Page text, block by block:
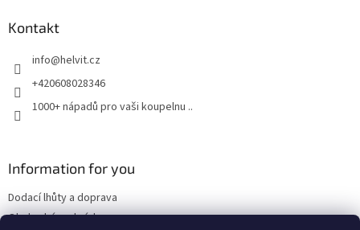
Kontakt
info@helvit.cz
+420608028346
1000+ nápadů pro vaši koupelnu ..
Information for you
Dodací lhůty a doprava
Obchodní podmínky